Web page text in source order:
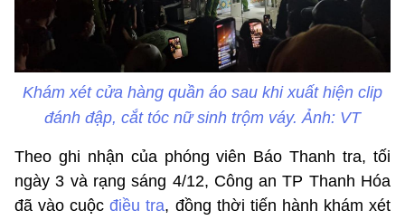
Khám xét cửa hàng quần áo sau khi xuất hiện clip
đánh đập, cắt tóc nữ sinh trộm váy. Ảnh: VT
Theo ghi nhận của phóng viên Báo Thanh tra, tối
ngày 3 và rạng sáng 4/12, Công an TP Thanh Hóa
đã vào cuộcđiều tra, đồng thời tiến hành khám xét